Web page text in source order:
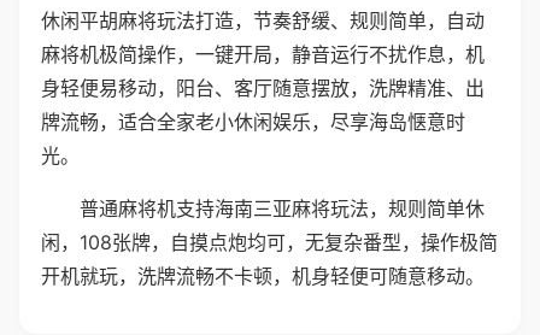
休闲平胡麻将玩法打造，节奏舒缓、规则简单，自动
麻将机极简操作，一键开局，静音运行不扰作息，机
身轻便易移动，阳台、客厅随意摆放，洗牌精准、出
牌流畅，适合全家老小休闲娱乐，尽享海岛惬意时
光。
普通麻将机支持海南三亚麻将玩法，规则简单休
闲，108张牌，自摸点炮均可，无复杂番型，操作极简
开机就玩，洗牌流畅不卡顿，机身轻便可随意移动。